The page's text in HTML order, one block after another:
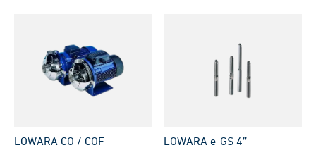
LOWARA CO / COF LOWARA e-GS 4″